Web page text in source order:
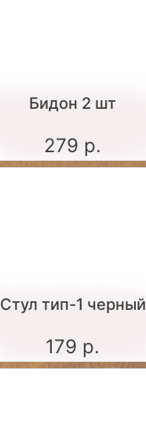
Бидон 2 шт
279 р.
Стул тип-1 черный
179 р.